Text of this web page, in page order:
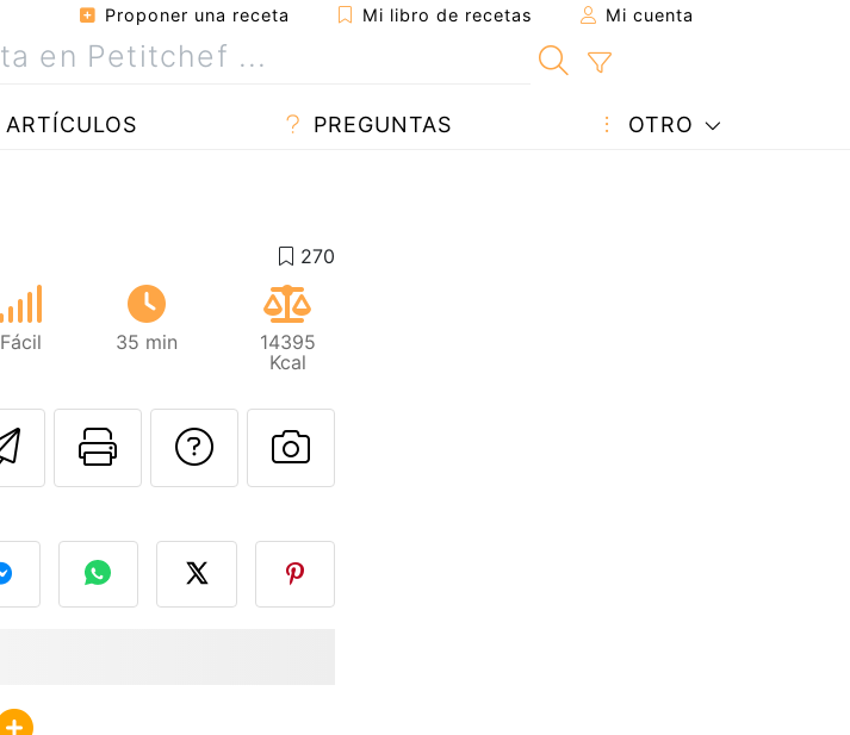
Proponer una receta Mi libro de recetas Mi cuenta
ARTÍCULOS PREGUNTAS OTRO
Fácil 35 min
14395
Kcal
Enviar esta receta a un amigo
Imprimir esta página
Preguntar al autor
Publicar la foto de esta receta